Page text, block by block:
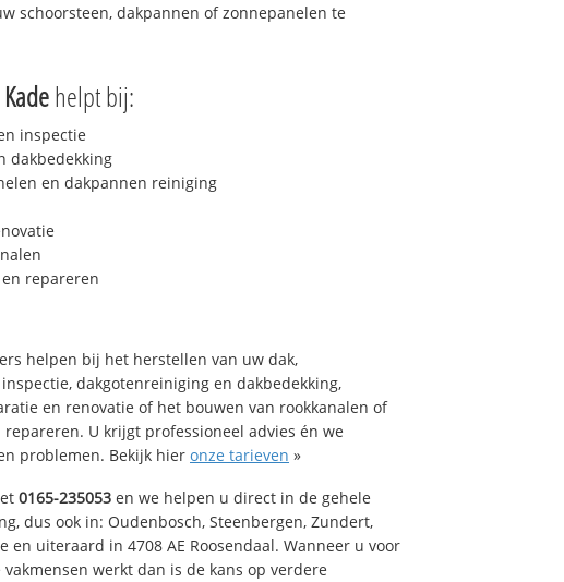
schoorsteen, dakpannen of zonnepanelen te
Kadehelpt bij:
inspectie
dakbedekking
en dakpannen reiniging
repareren
helpen bij het herstellen van uw dak,
dakgotenreiniging en dakbedekking,
en renovatie of het bouwen van rookkanalen of
repareren. U krijgt professioneel advies én we
problemen. Bekijk hier onze tarieven »
0165-235053 en we helpen u direct in de gehele
dus ook in: Oudenbosch, Steenbergen, Zundert,
en uiteraard in 4708 AE Roosendaal. Wanneer u voor
werkt dan is de kans op verdere